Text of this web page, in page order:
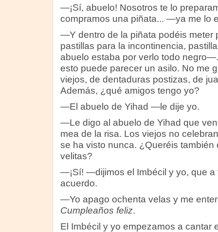
—¡Sí, abuelo! Nosotros te lo
compramos una piñata... —ya me lo
—Y dentro de la piñata podéis meter
pastillas para la incontinencia,
abuelo estaba por verlo todo
esto puede parecer un asilo. No me
viejos, de dentaduras postizas, de
Además, ¿qué amigos tengo yo?
—El abuelo de Yihad —le dije yo.
—Le digo al abuelo de Yihad que
mea de la risa. Los viejos no
se ha visto nunca. ¿Queréis
velitas?
—¡Sí! —dijimos el Imbécil y yo, que a
acuerdo.
—Yo apago ochenta velas y me
Cumpleaños feliz.
El Imbécil y yo empezamos a cantar